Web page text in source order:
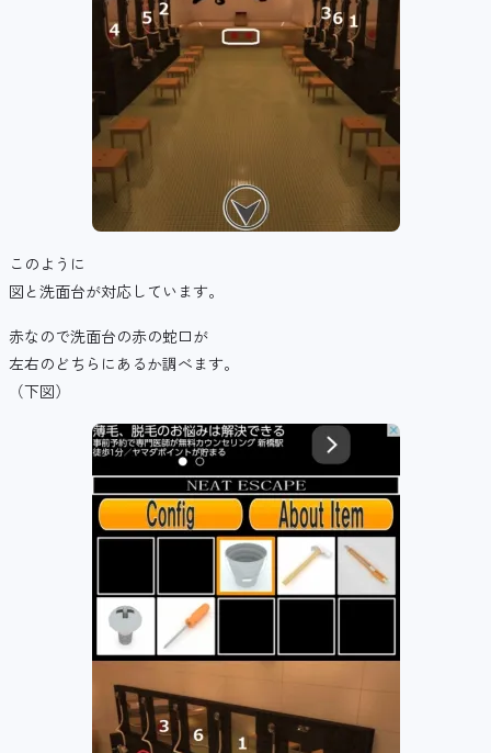
このように
図と洗面台が対応しています。
赤なので洗面台の赤の蛇口が
左右のどちらにあるか調べます。
（下図）